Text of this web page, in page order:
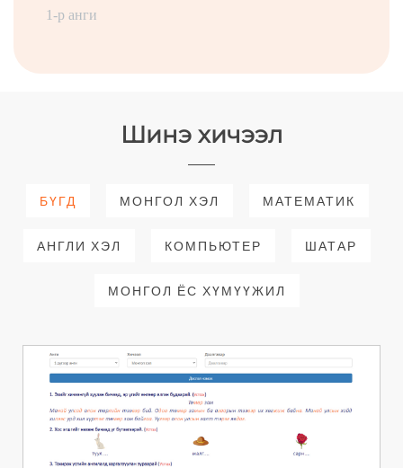
1-р анги
Шинэ хичээл
БҮГД МОНГОЛ ХЭЛ МАТЕМАТИК
АНГЛИ ХЭЛ КОМПЬЮТЕР ШАТАР
МОНГОЛ ЁС ХҮМҮҮЖИЛ